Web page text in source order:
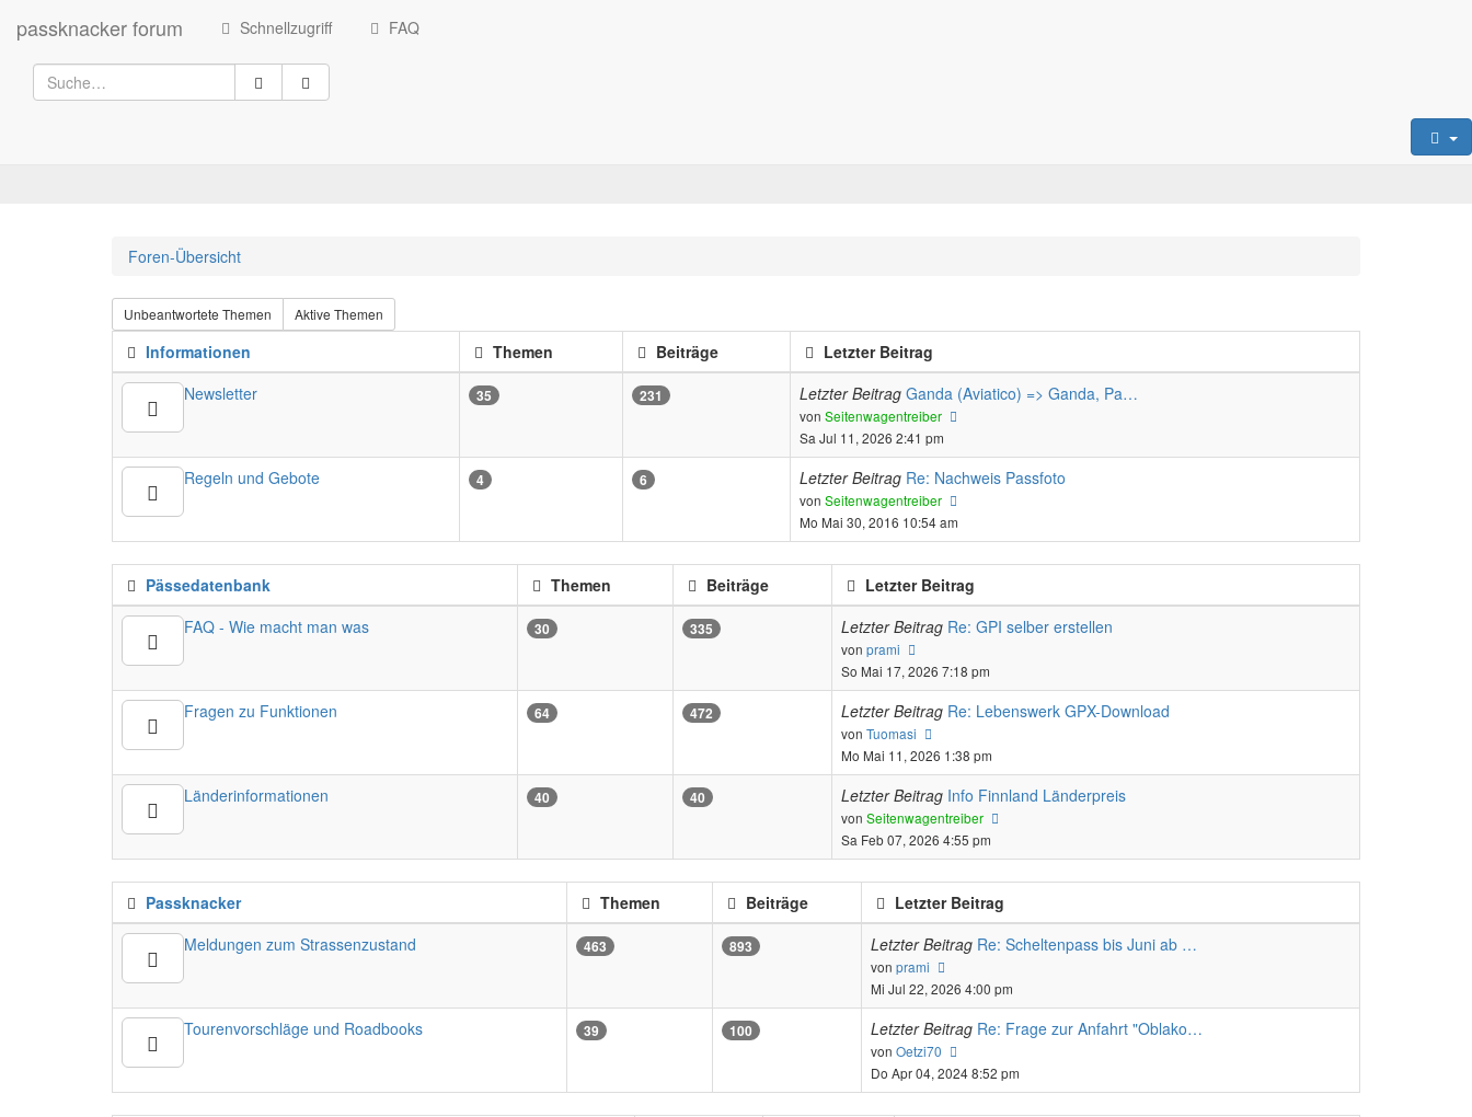
passknacker forum Schnellzugriff FAQ
Foren-Übersicht
Unbeantwortete Themen Aktive Themen
Informationen Themen Beiträge
Letzter Beitrag
Newsletter
35 231 Letzter Beitrag Ganda (Aviatico) => Ganda, Pa…
von Seitenwagentreiber
Sa Jul 11, 2026 2:41 pm
Regeln und Gebote 4 6 Letzter Beitrag Re: Nachweis Passfoto
von Seitenwagentreiber
Mo Mai 30, 2016 10:54 am
Pässedatenbank Themen Beiträge
Letzter Beitrag
FAQ - Wie macht man was
30 335 Letzter Beitrag Re: GPI selber erstellen
von prami
Beitrag
So Mai 17, 2026 7:18 pm
Fragen zu Funktionen 64 472 Letzter Beitrag Re: Lebenswerk GPX-Download
von Tuomasi
Beitrag
Mo Mai 11, 2026 1:38 pm
Länderinformationen 40 40 Letzter Beitrag Info Finnland Länderpreis
von Seitenwagentreiber
Sa Feb 07, 2026 4:55 pm
Passknacker Themen Beiträge
Letzter Beitrag
Meldungen zum Strassenzustand
463 893 Letzter Beitrag Re: Scheltenpass bis Juni ab …
von prami
Beitrag
Mi Jul 22, 2026 4:00 pm
Tourenvorschläge und Roadbooks 39 100 Letzter Beitrag Re: Frage zur Anfahrt "Oblako…
von Oetzi70
Beitrag
Do Apr 04, 2024 8:52 pm